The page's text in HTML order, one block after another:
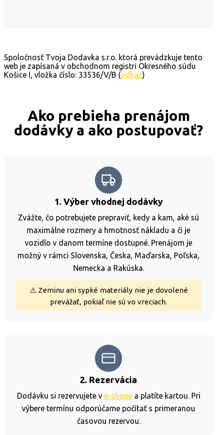
Spoločnosť Tvoja Dodavka s.r.o. ktorá prevádzkuje tento
web je zapísaná v obchodnom registri Okresného súdu
Košice I, vložka číslo: 33536/V/B (odkaz)
Ako prebieha prenájom
dodávky a ako postupovať?
1. Výber vhodnej dodávky
Zvážte, čo potrebujete prepraviť, kedy a kam, aké sú
maximálne rozmery a hmotnosť nákladu a či je
vozidlo v danom termíne dostupné. Prenájom je
možný v rámci Slovenska, Česka, Maďarska, Poľska,
Nemecka a Rakúska.
⚠️ Zeminu ani sypké materiály nie je dovolené
prevážať, pokiaľ nie sú vo vreciach.
2. Rezervácia
Dodávku si rezervujete v e-shopea platíte kartou. Pri
výbere termínu odporúčame počítať s primeranou
časovou rezervou.